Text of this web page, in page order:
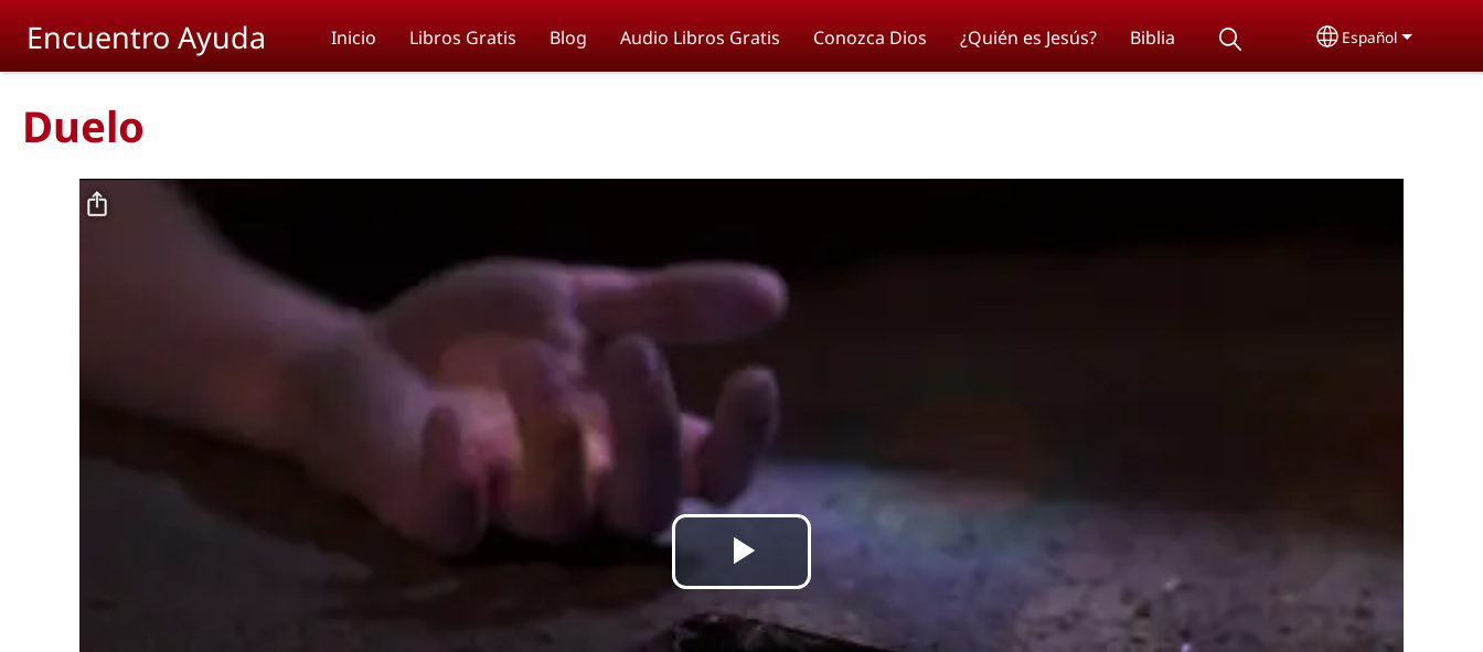
Encuentro Ayuda Inicio Libros Gratis Blog Audio Libros Gratis Conozca Dios ¿Quién es Jesús? Biblia Select your
Español
Duelo
Archivo de vídeo
Reproducir